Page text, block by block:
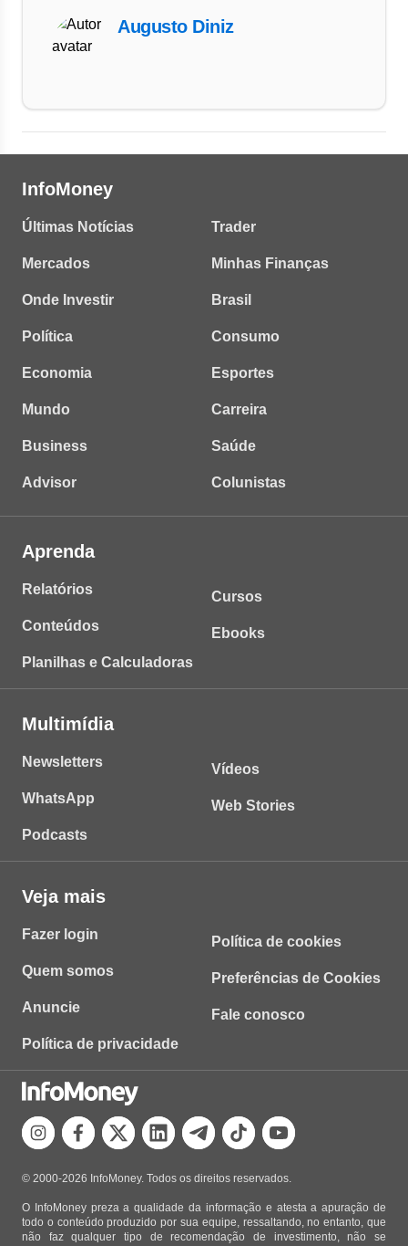
Augusto Diniz
InfoMoney
Últimas Notícias
Mercados
Onde Investir
Política
Economia
Mundo
Business
Advisor
Trader
Minhas Finanças
Brasil
Consumo
Esportes
Carreira
Saúde
Colunistas
Aprenda
Relatórios
Conteúdos
Planilhas e Calculadoras
Cursos
Ebooks
Multimídia
Newsletters
WhatsApp
Podcasts
Vídeos
Web Stories
Veja mais
Fazer login
Quem somos
Anuncie
Política de privacidade
Política de cookies
Preferências de Cookies
Fale conosco
© 2000-2026 InfoMoney. Todos os direitos reservados.
O InfoMoney preza a qualidade da informação e atesta a apuração de
todo o conteúdo produzido por sua equipe, ressaltando, no entanto, que
não faz qualquer tipo de recomendação de investimento, não se